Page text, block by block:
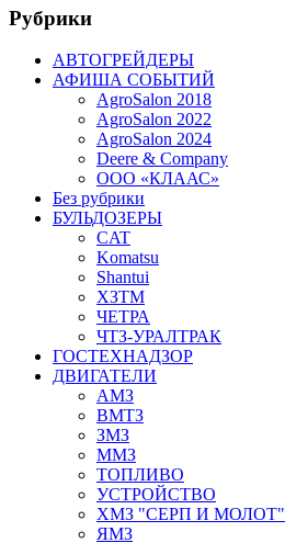
Рубрики
АВТОГРЕЙДЕРЫ
АФИША СОБЫТИЙ
AgroSalon 2018
AgroSalon 2022
AgroSalon 2024
Deere & Company
ООО «КЛААС»
Без рубрики
БУЛЬДОЗЕРЫ
CAT
Komatsu
Shantui
ХЗТМ
ЧЕТРА
ЧТЗ-УРАЛТРАК
ГОСТЕХНАДЗОР
ДВИГАТЕЛИ
АМЗ
ВМТЗ
ЗМЗ
ММЗ
ТОПЛИВО
УСТРОЙСТВО
ХМЗ "СЕРП И МОЛОТ"
ЯМЗ